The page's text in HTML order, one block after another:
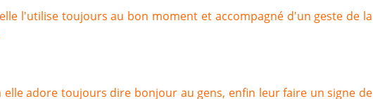
l'utilise toujours au bon moment et accompagné d'un geste de la
elle adore toujours dire bonjour au gens, enfin leur faire un signe de